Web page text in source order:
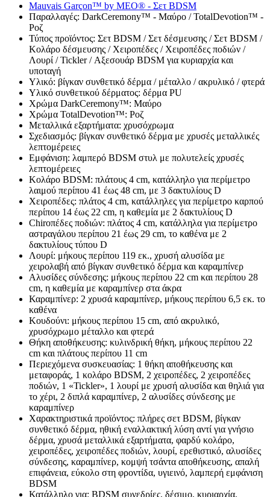
Mauvais Garçon™ by MEO® - Σετ BDSM
Παραλλαγές: DarkCeremony™ - Μαύρο / TotalDevotion™ -
Ροζ
Τύπος προϊόντος: Σετ BDSM / Σετ δέσμευσης / Σετ BDSM /
Κολάρο δέσμευσης / Χειροπέδες / Χειροπέδες ποδιών /
Λουρί / Tickler / Αξεσουάρ BDSM για κυριαρχία και
υποταγή
Υλικό: βίγκαν συνθετικό δέρμα / μέταλλο / ακρυλικό / φτερά
Υλικό συνθετικού δέρματος: δέρμα PU
Χρώμα DarkCeremony™: Μαύρο
Χρώμα TotalDevotion™: Ροζ
Μεταλλικά εξαρτήματα: χρυσόχρωμα
Σχεδιασμός: βίγκαν συνθετικό δέρμα με χρυσές μεταλλικές
λεπτομέρειες
Εμφάνιση: λαμπερό BDSM στυλ με πολυτελείς χρυσές
λεπτομέρειες
Κολάρο BDSM: πλάτους 4 cm, κατάλληλο για περίμετρο
λαιμού περίπου 41 έως 48 cm, με 3 δακτυλίους D
Χειροπέδες: πλάτος 4 cm, κατάλληλες για περίμετρο καρπού
περίπου 14 έως 22 cm, η καθεμία με 2 δακτυλίους D
Chiroπέδες ποδιών: πλάτος 4 cm, κατάλληλα για περίμετρο
αστραγάλου περίπου 21 έως 29 cm, το καθένα με 2
δακτυλίους τύπου D
Λουρί: μήκους περίπου 119 εκ., χρυσή αλυσίδα με
χειρολαβή από βίγκαν συνθετικό δέρμα και καραμπίνερ
Αλυσίδες σύνδεσης: μήκους περίπου 22 cm και περίπου 28
cm, η καθεμία με καραμπίνερ στα άκρα
Καραμπίνερ: 2 χρυσά καραμπίνερ, μήκους περίπου 6,5 εκ. το
καθένα
Κουδούνι: μήκους περίπου 15 cm, από ακρυλικό,
χρυσόχρωμο μέταλλο και φτερά
Θήκη αποθήκευσης: κυλινδρική θήκη, μήκους περίπου 22
cm και πλάτους περίπου 11 cm
Περιεχόμενα συσκευασίας: 1 θήκη αποθήκευσης και
μεταφοράς, 1 κολάρο BDSM, 2 χειροπέδες, 2 χειροπέδες
ποδιών, 1 «Tickler», 1 λουρί με χρυσή αλυσίδα και θηλιά για
το χέρι, 2 διπλά καραμπίνερ, 2 αλυσίδες σύνδεσης με
καραμπίνερ
Χαρακτηριστικά προϊόντος: πλήρες σετ BDSM, βίγκαν
συνθετικό δέρμα, ηθική εναλλακτική λύση αντί για γνήσιο
δέρμα, χρυσά μεταλλικά εξαρτήματα, φαρδύ κολάρο,
χειροπέδες, χειροπέδες ποδιών, λουρί, ερεθιστικό, αλυσίδες
σύνδεσης, καραμπίνερ, κομψή τσάντα αποθήκευσης, απαλή
επιφάνεια, εύκολο στη φροντίδα, υγιεινό, λαμπερή εμφάνιση
BDSM
Κατάλληλο για: BDSM συνεδρίες, δέσιμο, κυριαρχία,